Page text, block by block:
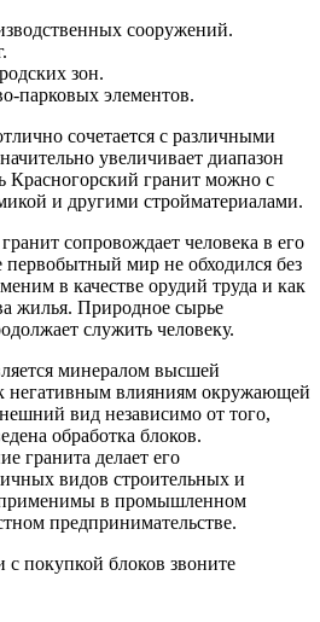
сооружений.
зон.
парковых элементов.
сочетается с различными
увеличивает диапазон
Красногорский гранит можно с
и другими стройматериалами.
сопровождает человека в его
первобытный мир не обходился без
в качестве орудий труда и как
жилья. Природное сырье
служить человеку.
минералом высшей
негативным влияниям окружающей
вид независимо от того,
обработка блоков.
гранита делает его
видов строительных и
в промышленном
предпринимательстве.
покупкой блоков звоните